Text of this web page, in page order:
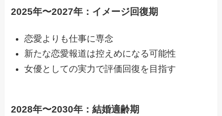
2025年〜2027年：イメージ回復期
恋愛よりも仕事に専念
新たな恋愛報道は控えめになる可能性
女優としての実力で評価回復を目指す
2028年〜2030年：結婚適齢期